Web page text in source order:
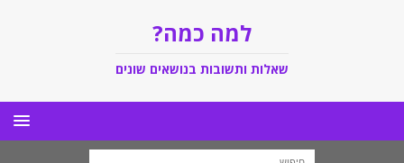
למה כמה?
שאלות ותשובות בנושאים שונים